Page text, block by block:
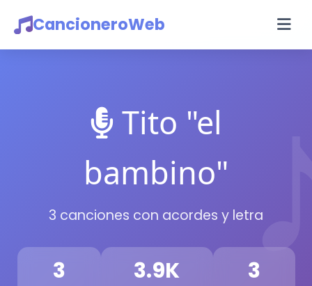
CancioneroWeb
Tito "el
bambino"
3 canciones con acordes y letra
3 3.9K 3